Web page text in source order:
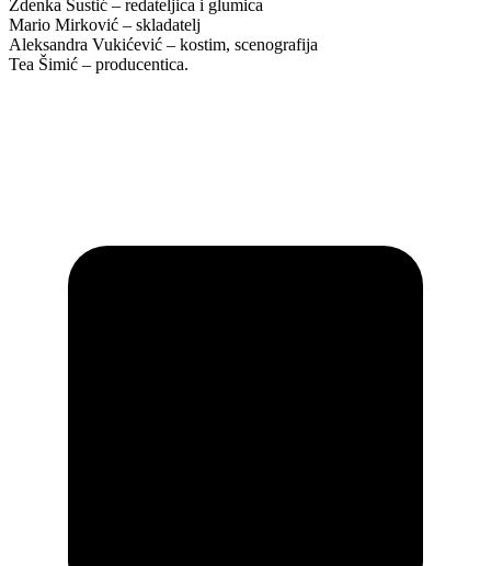
Zdenka Šustić – redateljica i glumica
Mario Mirković – skladatelj
Aleksandra Vukićević – kostim, scenografija
Tea Šimić – producentica.